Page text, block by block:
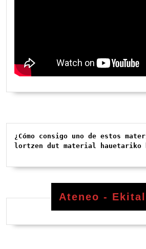
¿Cómo consigo uno de estos
lortzen dut material hauetariko
Ateneo -